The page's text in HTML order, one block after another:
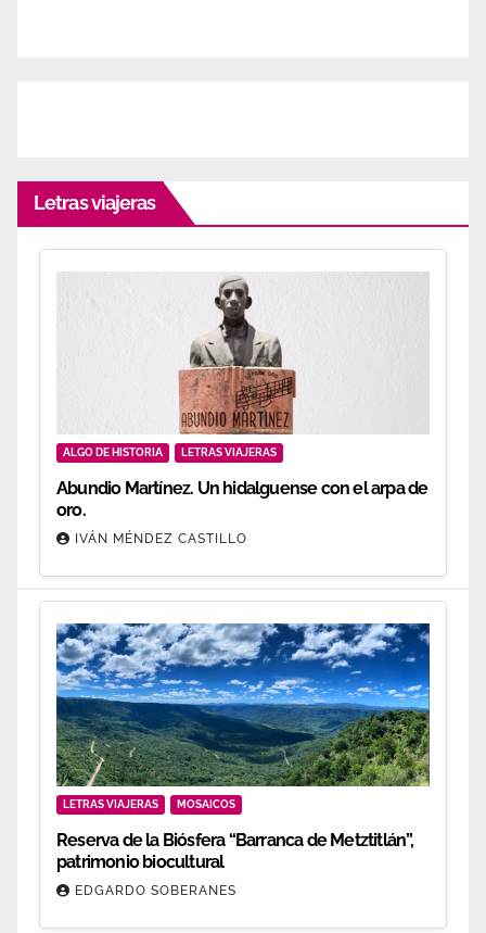
Letras viajeras
ALGO DE HISTORIA LETRAS VIAJERAS
Abundio Martínez. Un hidalguense con el arpa de
oro.
IVÁN MÉNDEZ CASTILLO
LETRAS VIAJERAS MOSAICOS
Reserva de la Biósfera “Barranca de Metztitlán”,
patrimonio biocultural
EDGARDO SOBERANES